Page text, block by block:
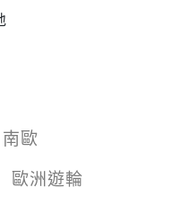
南歐
歐洲遊輪